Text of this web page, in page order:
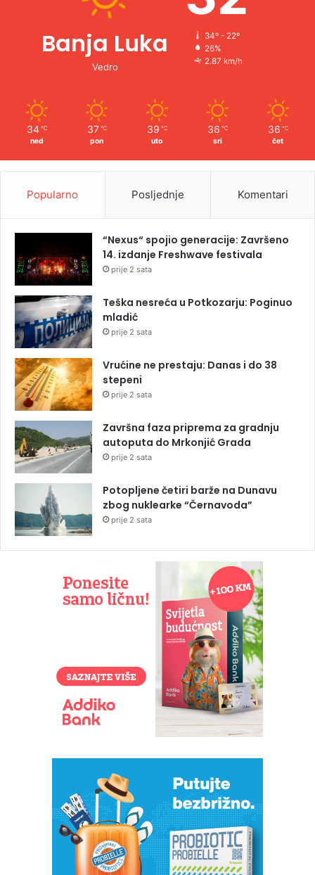
Banja Luka
Vedro
34º - 22º
26%
2.87 km/h
34 ℃
ned
37 ℃
pon
39 ℃
uto
36 ℃
sri
36 ℃
čet
Popularno Posljednje Komentari
“Nexus“ spojio generacije: Završeno
14. izdanje Freshwave festivala
prije 2 sata
Teška nesreća u Potkozarju: Poginuo
mladić
prije 2 sata
Vrućine ne prestaju: Danas i do 38
stepeni
prije 2 sata
Završna faza priprema za gradnju
autoputa do Mrkonjić Grada
prije 2 sata
Potopljene četiri barže na Dunavu
zbog nuklearke “Černavoda”
prije 2 sata